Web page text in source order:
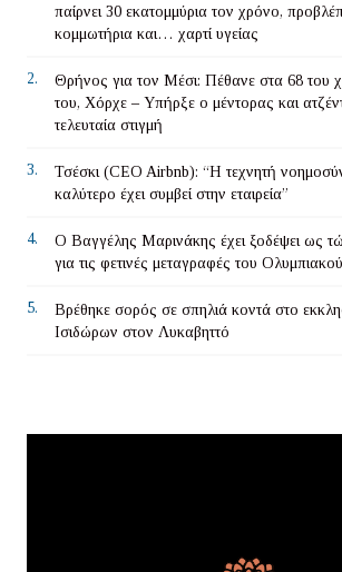
παίρνει 30 εκατομμύρια τον χρόνο,
κομμωτήρια και… χαρτί υγείας
2.
Θρήνος για τον Μέσι: Πέθανε στα 68 του
του, Χόρχε – Υπήρξε ο μέντορας και
τελευταία στιγμή
3.
Τσέσκι (CEO Airbnb): “Η τεχνητή
καλύτερο έχει συμβεί στην εταιρεία”
4.
Ο Βαγγέλης Μαρινάκης έχει ξοδέψει ως
για τις φετινές μεταγραφές του Ολυμπιακού
5.
Βρέθηκε σορός σε σπηλιά κοντά στο
Ισιδώρων στον Λυκαβηττό